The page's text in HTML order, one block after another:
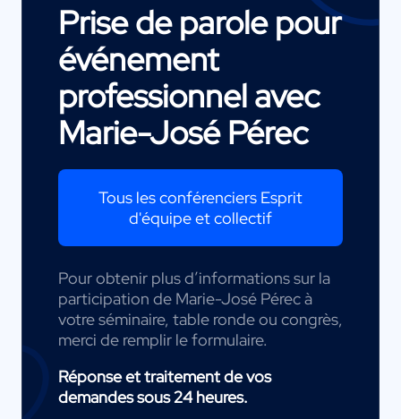
Prise de parole pour
événement
professionnel avec
Marie-José Pérec
Tous les conférenciers Esprit
d'équipe et collectif
Pour obtenir plus d’informations sur la
participation de Marie-José Pérec à
votre séminaire, table ronde ou congrès,
merci de remplir le formulaire.
Réponse et traitement de vos
demandes sous 24 heures.